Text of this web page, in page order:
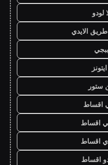
لودو
الايدي
ستور
اقساط
اقساط
اقساط
اقساط